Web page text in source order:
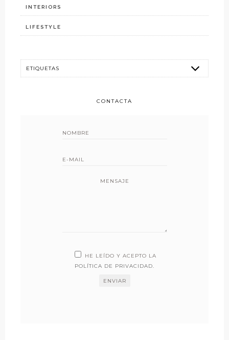
INTERIORS
LIFESTYLE
CONTACTA
MENSAJE
HE LEÍDO Y ACEPTO LA
POLÍTICA DE PRIVACIDAD.